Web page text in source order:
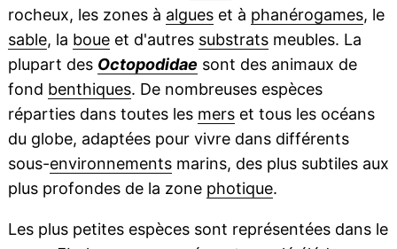
rocheux, les zones à algueset à phanérogames, le
sable, la boueet d'autres substratsmeubles. La
plupart des Octopodidae sont des animaux de
fond benthiques. De nombreuses espèces
réparties dans toutes les merset tous les océans
du globe, adaptées pour vivre dans différents
sous-environnementsmarins, des plus subtiles aux
plus profondes de la zone photique.
Les plus petites espèces sont représentées dans le